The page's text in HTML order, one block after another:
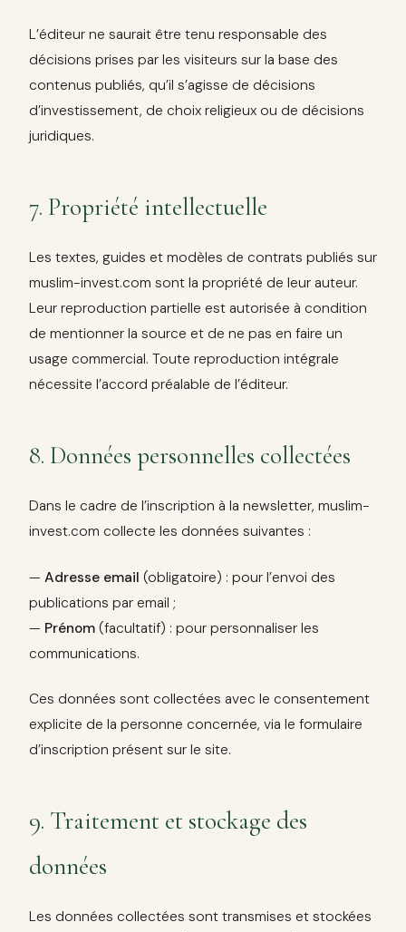
L’éditeur ne saurait être tenu responsable des
décisions prises par les visiteurs sur la base des
contenus publiés, qu’il s’agisse de décisions
d’investissement, de choix religieux ou de décisions
juridiques.
7. Propriété intellectuelle
Les textes, guides et modèles de contrats publiés sur
muslim-invest.com sont la propriété de leur auteur.
Leur reproduction partielle est autorisée à condition
de mentionner la source et de ne pas en faire un
usage commercial. Toute reproduction intégrale
nécessite l’accord préalable de l’éditeur.
8. Données personnelles collectées
Dans le cadre de l’inscription à la newsletter, muslim-
invest.com collecte les données suivantes :
— Adresse email (obligatoire) : pour l’envoi des
publications par email ;
— Prénom (facultatif) : pour personnaliser les
communications.
Ces données sont collectées avec le consentement
explicite de la personne concernée, via le formulaire
d’inscription présent sur le site.
9. Traitement et stockage des
données
Les données collectées sont transmises et stockées